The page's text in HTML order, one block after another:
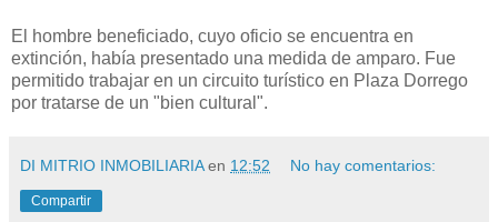
El hombre beneficiado, cuyo oficio se encuentra en
extinción, había presentado una medida de amparo. Fue
permitido trabajar en un circuito turístico en Plaza Dorrego
por tratarse de un "bien cultural".
DI MITRIO INMOBILIARIA en 12:52 No hay comentarios:
Compartir